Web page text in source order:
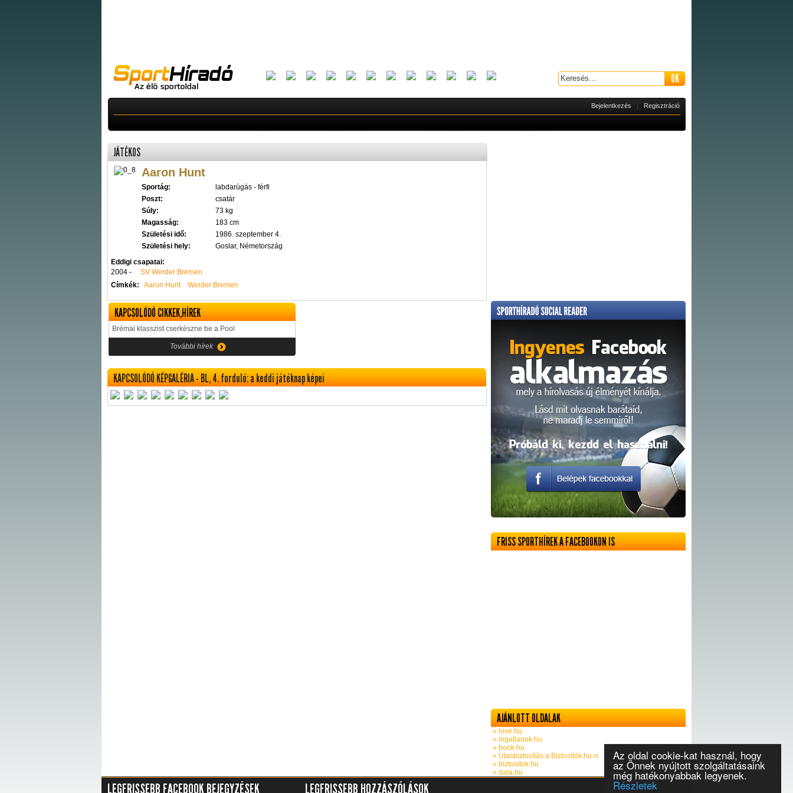
Az oldal cookie-kat használ, hogy
az Önnek nyújtott szolgáltatásaink
még hatékonyabbak legyenek.
Részletek
Bejelentkezés Regisztráció
JÁTÉKOS
Aaron Hunt
Sportág:
labdarúgás - férfi
Poszt:
csatár
Súly:
73 kg
Magasság:
183 cm
Születési idő:
1986. szeptember 4.
Születési hely:
Goslar, Németország
Eddigi csapatai:
2004 -
SV Werder Bremen
Címkék:
Aaron Hunt Werder Bremen
KAPCSOLÓDÓ CIKKEK,HÍREK
Brémai klasszist cserkészne be a Pool
További hírek
KAPCSOLÓDÓ KÉPGALÉRIA - BL, 4. forduló: a keddi játéknap képei
FRISS SPORTHÍREK A FACEBOOKON IS
AJÁNLOTT OLDALAK
» love.hu
» ingatlanok.hu
» book.hu
» Utasbiztosítás a Biztosítók.hu-n
» biztositok.hu
» data.hu
LEGFRISSEBB FACEBOOK BEJEGYZÉSEK LEGFRISSEBB HOZZÁSZÓLÁSOK